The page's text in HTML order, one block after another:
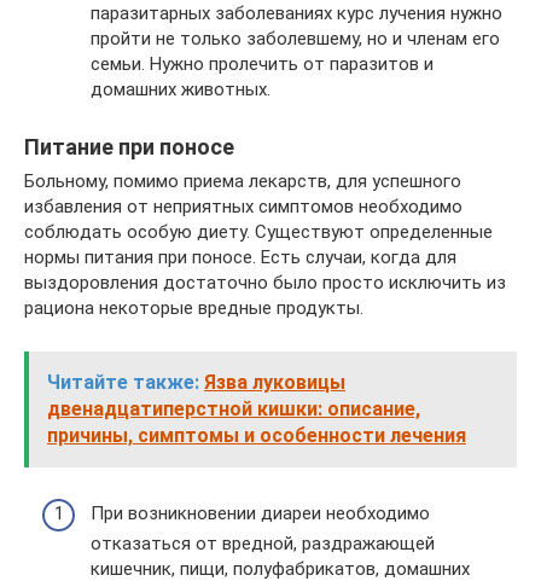
паразитарных заболеваниях курс лучения нужно
пройти не только заболевшему, но и членам его
семьи. Нужно пролечить от паразитов и
домашних животных.
Питание при поносе
Больному, помимо приема лекарств, для успешного
избавления от неприятных симптомов необходимо
соблюдать особую диету. Существуют определенные
нормы питания при поносе. Есть случаи, когда для
выздоровления достаточно было просто исключить из
рациона некоторые вредные продукты.
Читайте также: Язва луковицы
двенадцатиперстной кишки: описание,
причины, симптомы и особенности лечения
При возникновении диареи необходимо
отказаться от вредной, раздражающей
кишечник, пищи, полуфабрикатов, домашних